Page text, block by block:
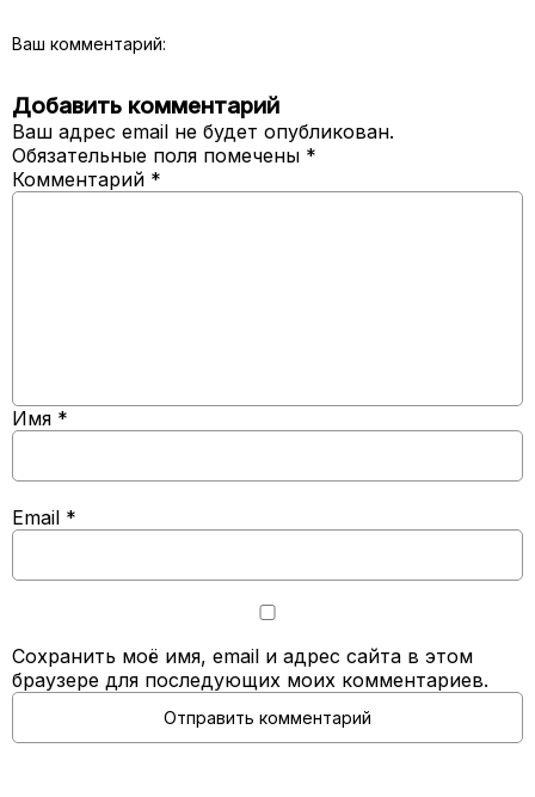
Ваш комментарий:
Добавить комментарий
Ваш адрес email не будет опубликован.
Обязательные поля помечены *
Комментарий *
Имя *
Email *
Сохранить моё имя, email и адрес сайта в этом
браузере для последующих моих комментариев.